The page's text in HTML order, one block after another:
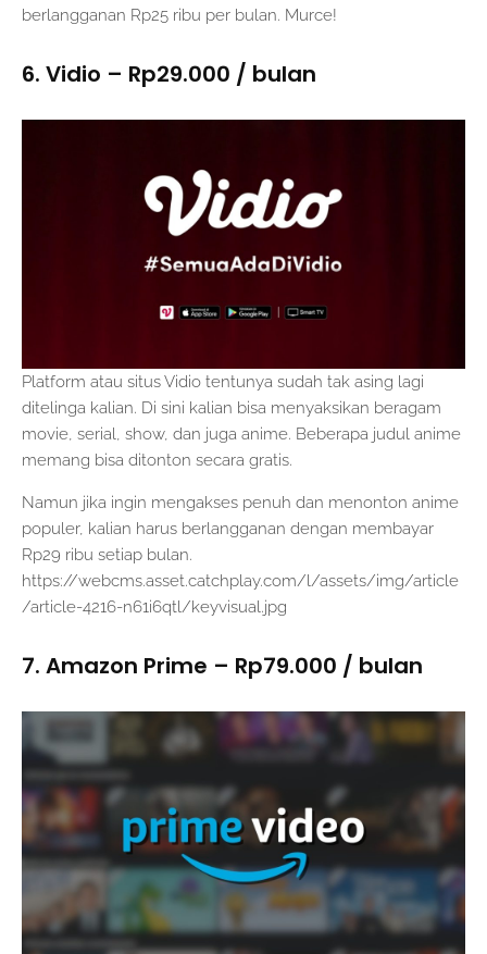
berlangganan Rp25 ribu per bulan. Murce!
6. Vidio – Rp29.000 / bulan
Platform atau situs Vidio tentunya sudah tak asing lagi
ditelinga kalian. Di sini kalian bisa menyaksikan beragam
movie, serial, show, dan juga anime. Beberapa judul anime
memang bisa ditonton secara gratis.
Namun jika ingin mengakses penuh dan menonton anime
populer, kalian harus berlangganan dengan membayar
Rp29 ribu setiap bulan.
https://webcms.asset.catchplay.com/l/assets/img/article
/article-4216-n61i6qtl/keyvisual.jpg
7. Amazon Prime – Rp79.000 / bulan